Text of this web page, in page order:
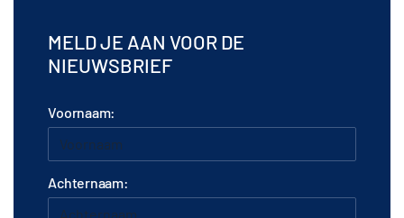
MELD JE AAN VOOR DE
NIEUWSBRIEF
Voornaam:
Achternaam: